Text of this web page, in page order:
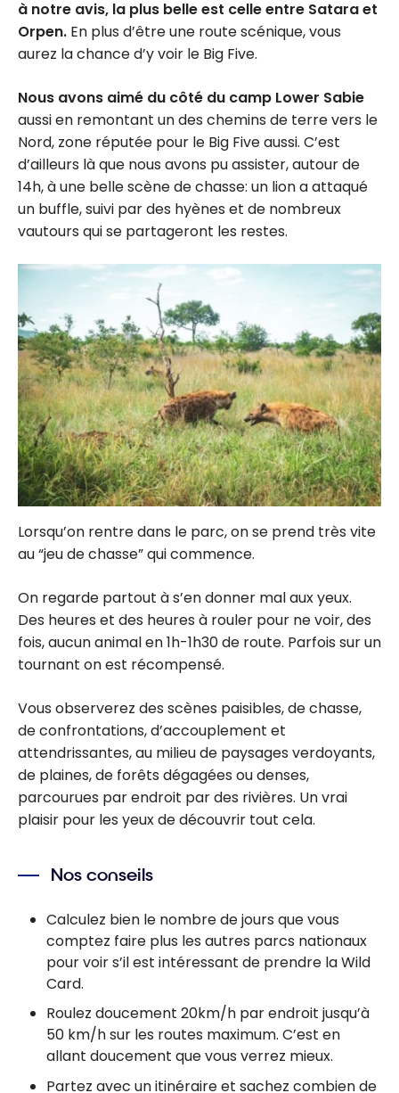
à notre avis, la plus belle est celle entre Satara et
Orpen. En plus d’être une route scénique, vous
aurez la chance d’y voir le Big Five.
Nous avons aimé du côté du camp Lower Sabie
aussi en remontant un des chemins de terre vers le
Nord, zone réputée pour le Big Five aussi. C’est
d’ailleurs là que nous avons pu assister, autour de
14h, à une belle scène de chasse: un lion a attaqué
un buffle, suivi par des hyènes et de nombreux
vautours qui se partageront les restes.
Lorsqu’on rentre dans le parc, on se prend très vite
au “jeu de chasse” qui commence.
On regarde partout à s’en donner mal aux yeux.
Des heures et des heures à rouler pour ne voir, des
fois, aucun animal en 1h-1h30 de route. Parfois sur un
tournant on est récompensé.
Vous observerez des scènes paisibles, de chasse,
de confrontations, d’accouplement et
attendrissantes, au milieu de paysages verdoyants,
de plaines, de forêts dégagées ou denses,
parcourues par endroit par des rivières. Un vrai
plaisir pour les yeux de découvrir tout cela.
Nos conseils
Calculez bien le nombre de jours que vous
comptez faire plus les autres parcs nationaux
pour voir s’il est intéressant de prendre la Wild
Card.
Roulez doucement 20km/h par endroit jusqu’à
50 km/h sur les routes maximum. C’est en
allant doucement que vous verrez mieux.
Partez avec un itinéraire et sachez combien de